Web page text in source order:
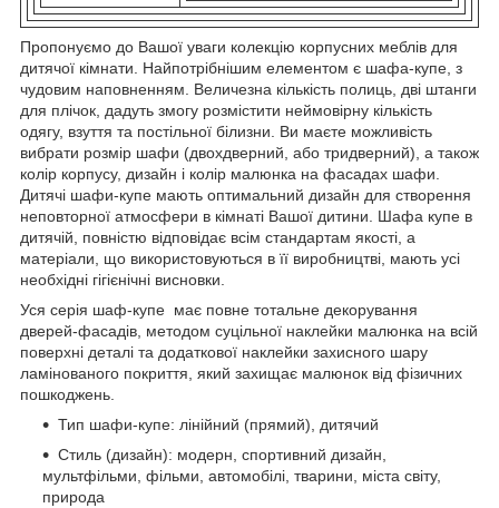
Пропонуємо до Вашої уваги колекцію корпусних меблів для
дитячої кімнати. Найпотрібнішим елементом є шафа-купе, з
чудовим наповненням. Величезна кількість полиць, дві штанги
для плічок, дадуть змогу розмістити неймовірну кількість
одягу, взуття та постільної білизни. Ви маєте можливість
вибрати розмір шафи (двохдверний, або тридверний), а також
колір корпусу, дизайн і колір малюнка на фасадах шафи.
Дитячі шафи-купе мають оптимальний дизайн для створення
неповторної атмосфери в кімнаті Вашої дитини. Шафа купе в
дитячій, повністю відповідає всім стандартам якості, а
матеріали, що використовуються в її виробництві, мають усі
необхідні гігієнічні висновки.
Уся серія шаф-купе має повне тотальне декорування
дверей-фасадів, методом суцільної наклейки малюнка на всій
поверхні деталі та додаткової наклейки захисного шару
ламінованого покриття, який захищає малюнок від фізичних
пошкоджень.
Тип шафи-купе: лінійний (прямий), дитячий
Стиль (дизайн): модерн, спортивний дизайн,
мультфільми, фільми, автомобілі, тварини, міста світу,
природа